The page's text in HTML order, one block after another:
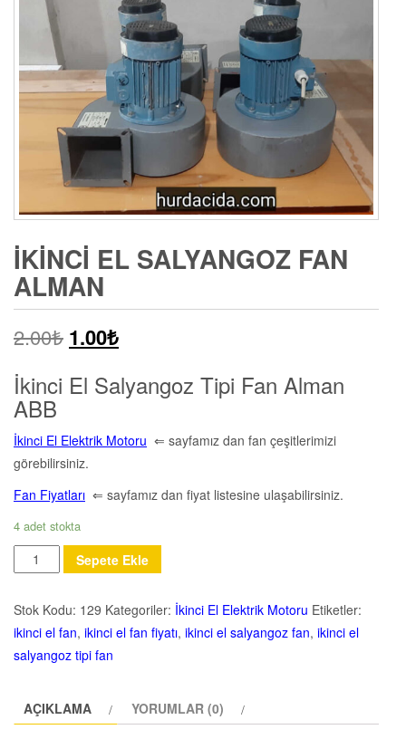
İKINCI EL SALYANGOZ FAN
ALMAN
2.00₺ 1.00₺
İkinci El Salyangoz Tipi Fan Alman
ABB
İkinci El Elektrik Motoru ⇐ sayfamız dan fan çeşitlerimizi
görebilirsiniz.
Fan Fiyatları ⇐ sayfamız dan fiyat listesine ulaşabilirsiniz.
4 adet stokta
Miktar Sepete Ekle
Stok Kodu: 129 Kategoriler: İkinci El Elektrik Motoru Etiketler:
ikinci el fan, ikinci el fan fiyatı, ikinci el salyangoz fan, ikinci el
salyangoz tipi fan
AÇIKLAMA YORUMLAR (0)